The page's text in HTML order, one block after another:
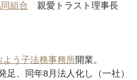
組合 親愛トラスト理事長
う子法務事務所開業。
足、同年8月法人化し（一社）